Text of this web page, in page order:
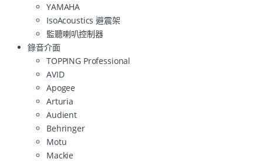
YAMAHA
IsoAcoustics 避震架
監聽喇叭控制器
錄音介面
TOPPING Professional
AVID
Apogee
Arturia
Audient
Behringer
Motu
Mackie